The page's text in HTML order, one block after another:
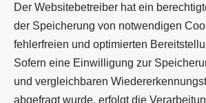
Der Websitebetreiber hat ein
der Speicherung von notwendigen
fehlerfreien und optimierten
Sofern eine Einwilligung zur
und vergleichbaren
abgefragt wurde, erfolgt die